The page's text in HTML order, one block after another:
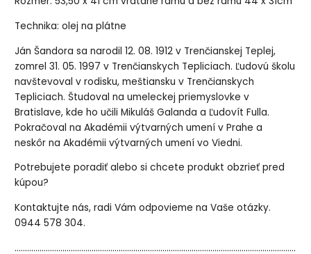
Technika: olej na plátne
Ján Šandora sa narodil 12. 08. 1912 v Trenčianskej Teplej,
zomrel 31. 05. 1997 v Trenčianskych Tepliciach. Ľudovú školu
navštevoval v rodisku, meštiansku v Trenčianskych
Tepliciach. Študoval na umeleckej priemyslovke v
Bratislave, kde ho učili Mikuláš Galanda a Ľudovít Fulla.
Pokračoval na Akadémii výtvarných umení v Prahe a
neskôr na Akadémii výtvarných umení vo Viedni.
Potrebujete poradiť alebo si chcete produkt obzrieť pred
kúpou?
Kontaktujte nás, radi Vám odpovieme na Vaše otázky.
0944 578 304.